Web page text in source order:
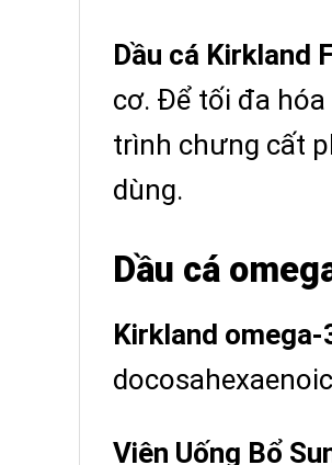
Dầu cá Kirkland
cơ. Để tối đa
trình chưng cất
dùng.
Dầu cá
Kirkland
Viên Uống Bổ